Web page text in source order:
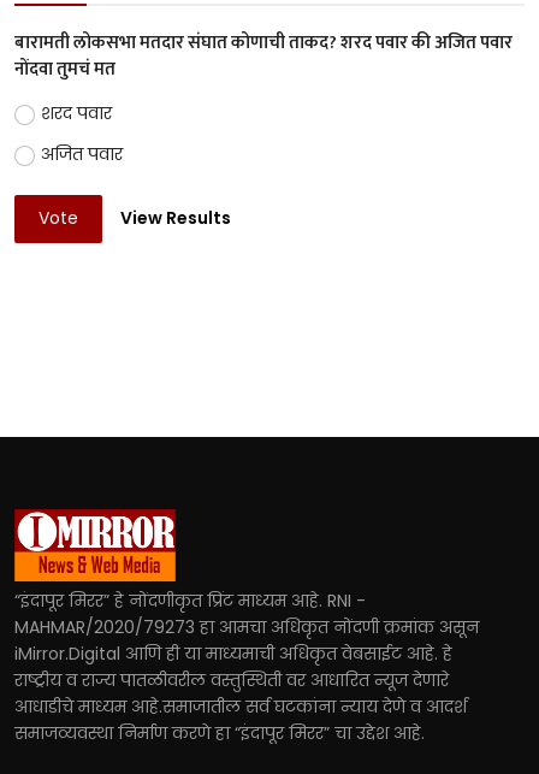
बारामती लोकसभा मतदार संघात कोणाची ताकद? शरद पवार की अजित पवार
नोंदवा तुमचं मत
शरद पवार
अजित पवार
Vote View Results
“इंदापूर मिरर” हे नोंदणीकृत प्रिंट माध्यम आहे. RNI -
MAHMAR/2020/79273 हा आमचा अधिकृत नोंदणी क्रमांक असून
iMirror.Digital आणि ही या माध्यमाची अधिकृत वेबसाईट आहे. हे
राष्ट्रीय व राज्य पातळीवरील वस्तुस्थिती वर आधारित न्यूज देणारे
आधाडीचे माध्यम आहे.समाजातील सर्व घटकांना न्याय देणे व आदर्श
समाजव्यवस्था निर्माण करणे हा “इंदापूर मिरर” चा उद्देश आहे.